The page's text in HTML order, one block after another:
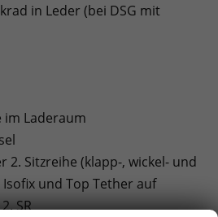
in Leder (bei DSG mit
im Laderaum
2. Sitzreihe (klapp-, wickel- und
und Top Tether auf
SR